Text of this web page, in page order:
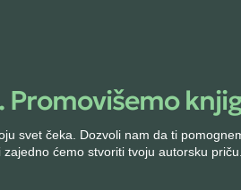
svet čeka. Dozvoli nam da ti
ćemo stvoriti tvoju autorsku priču.
Intervju
Za autore